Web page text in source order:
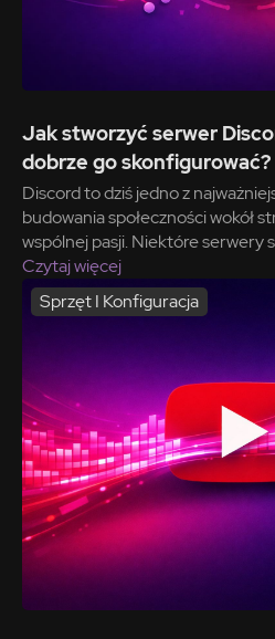
Jak stworzyć serwer
dobrze go skonfigurować?
Discord to dziś jedno z
budowania społeczności wokół
wspólnej pasji. Niektóre serwery
Czytaj więcej
Sprzęt I Konfiguracja